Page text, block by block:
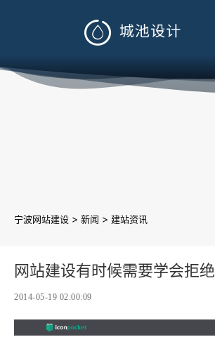

宁波网站建设 > 新闻 > 建站资讯
网站建设有时候需要学会拒绝
2014-05-19 02:00:09